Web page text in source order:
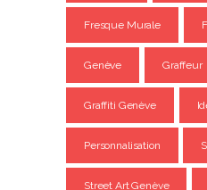
Fresque Murale
Genève Graffeur
Graffiti Genève
Personnalisation
Street Art Genève